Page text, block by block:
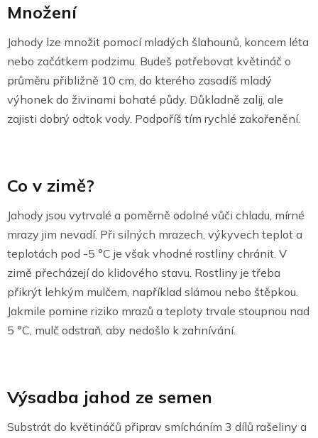
Množení
Jahody lze množit pomocí mladých šlahounů, koncem léta
nebo začátkem podzimu. Budeš potřebovat květináč o
průměru přibližně 10 cm, do kterého zasadíš mladý
výhonek do živinami bohaté půdy. Důkladně zalij, ale
zajisti dobrý odtok vody. Podpoříš tím rychlé zakořenění.
Co v zimě?
Jahody jsou vytrvalé a poměrně odolné vůči chladu, mírné
mrazy jim nevadí. Při silných mrazech, výkyvech teplot a
teplotách pod -5 °C je však vhodné rostliny chránit. V
zimě přecházejí do klidového stavu. Rostliny je třeba
přikrýt lehkým mulčem, například slámou nebo štěpkou.
Jakmile pomine riziko mrazů a teploty trvale stoupnou nad
5 °C, mulč odstraň, aby nedošlo k zahnívání.
Výsadba jahod ze semen
Substrát do květináčů připrav smícháním 3 dílů rašeliny a